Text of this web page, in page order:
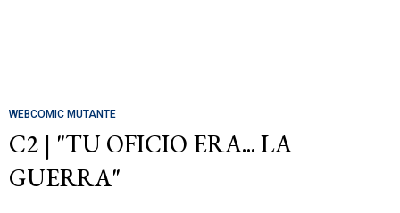
WEBCOMIC MUTANTE
C2 | "TU OFICIO ERA... LA
GUERRA"